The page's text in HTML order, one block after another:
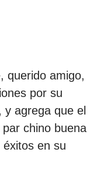
querido amigo,
por su
agrega que el
chino buena
en su